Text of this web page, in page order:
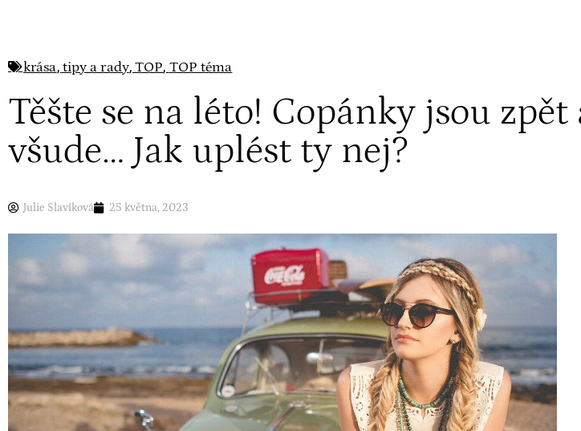
krása, tipy a rady,TOP, TOP téma
Těšte se na léto! Copánky jsou
všude… Jak uplést ty nej?
Julie Slavíková 25 května, 2023